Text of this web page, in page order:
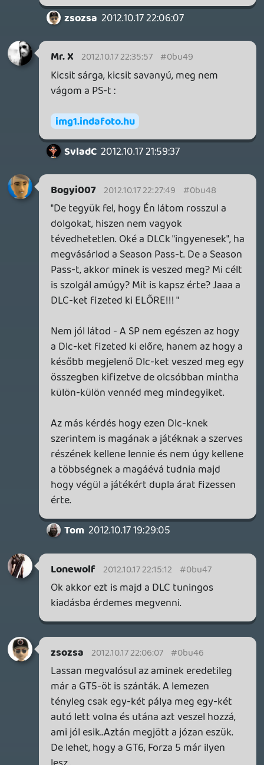
Ha kicsengetsz érte 4000 MS pontot!
Végül is az nem kifejezetten pénz, szóval
Keyoo 2012.10.17 20:05:08
ysoltee 2012.10.17 21:46:47
DLC-k, amik ugymond nem vesznek el a
játék "teljességéből", leszámítva persze a
porsche DLC-t, de még az is magyarázható
volt a licensz utólagos megszerzésével!
ez a fajta módszer viszont tipikusan az,
hogy egy konkrét "játékmódot" vettek ki
belőle, ami egyébként simán benne
lehetett volna, de így majd eladják külön!
ezt nagyobb lehúzásnak érzem a plusz
autós dlc-knél
axl 2012.10.17 19:49:16
GeneraL_XTX 2012.10.17 21:40:04 #0bu42
Ha már csinálják, legalább ne pofátlanul
tennék ezt. Legalább várjanak egy-két
ENKI-HUN 2012.10.17 21:37:34 #0bu41
Egyébként ettől a DLC-s generációtól
kicsit elment a játékos kedvem. Mi lesz, ha
10 év múlva nosztalgiából a korongért
elérhető, hiszen a kiadók rossz szokása
lelőni a régebbi játékok szervereit. Marad a
bugos, alap verzió, ami a gyártás
pillanatában a korongra került.
ENKI-HUN 2012.10.17 21:33:13
ENKI-HUN
És ha a FREE jelentését nem ingyenesnek
fordítod, hanem szabadnak, vagy
előfizetésnek?
Egyből értelmét vesztené a kifejezésen
Persze, hogy kifizetted, hiszen ezért
fizettél elő. Nem ingyen van, hanem
szabad hozzáféréssel rendelkezel. Tehát
Free... 😃
dreampage 2012.10.17 21:00:43 #0bu3z
Új terület, új utak nem ártanak a játéknak.
Ha mindez új single-player versenyeket is
jelent, az annál jobb. A többi DLC-t meg
majd meglátjuk.